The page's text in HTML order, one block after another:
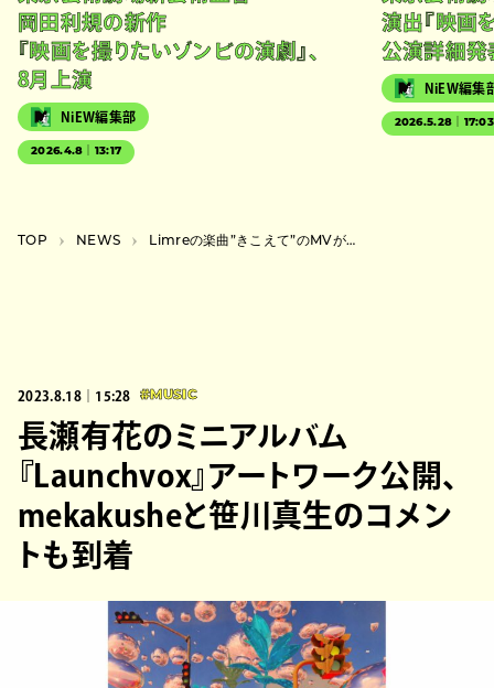
岡田利規の新作
『映画を撮りたいゾンビの演劇』、
8月上演
NiEW編集部
2026.4.8｜13:17
演出『映画
公演詳細発
NiEW編集
2026.5.28｜17:03
TOP NEWS Limreの楽曲”きこえて”のMVが公開、映像作家のlilsomが監督
2023.8.18｜15:28 #MUSIC
長瀬有花のミニアルバム
『Launchvox』アートワーク公開、
mekakusheと笹川真生のコメン
トも到着